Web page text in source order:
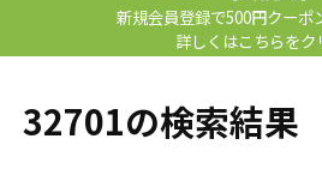
新規会員登録で500円クーポ
詳しくはこちらをク
32701の検索結果